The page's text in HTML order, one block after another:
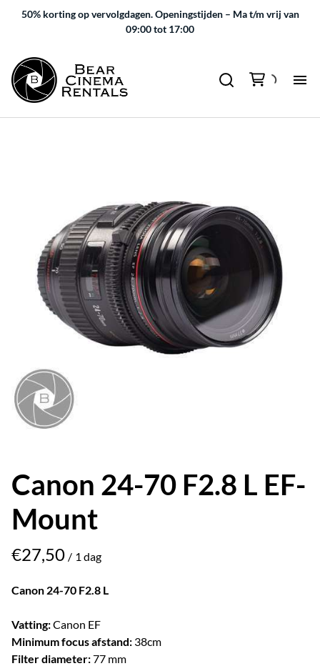
50% korting op vervolgdagen. Openingstijden – Ma t/m vrij van
09:00 tot 17:00
Canon 24-70 F2.8 L EF-
Mount
/
Canon 24-70 F2.8 L
Vatting:Canon EF
Minimum focus afstand: 38cm
Filter diameter:77 mm